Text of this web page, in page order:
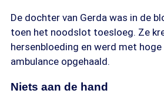
De dochter van Gerda was in de
toen het noodslot toesloeg. Ze
hersenbloeding en werd met
ambulance opgehaald.
Niets aan de hand